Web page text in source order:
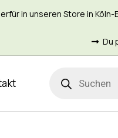
in unseren Store in Köln-
Du